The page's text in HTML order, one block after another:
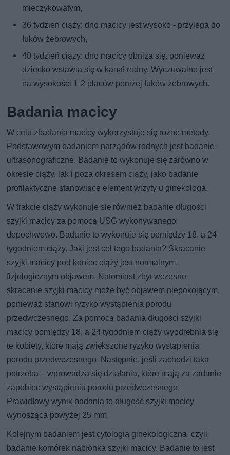
mieczykowatym,
36 tydzień ciąży: dno macicy jest wysoko - przylega do
łuków żebrowych,
40 tydzień ciąży: dno macicy obniża się, ponieważ
dziecko wstawia się w kanał rodny. Wyczuwalne jest
na wysokości 1-2 placów poniżej łuków żebrowych.
Badania macicy
W celu zbadania macicy wykorzystuje się różne metody.
Podstawowym badaniem narządów rodnych jest badanie
ultrasonograficzne. Badanie to wykonuje się zarówno w
okresie ciąży, jak i poza okresem ciąży, jako badanie
profilaktyczne stanowiące element wizyty u ginekologa.
W trakcie ciąży wykonuje się również badanie długości
szyjki macicy za pomocą USG wykonywanego
dopochwowo. Badanie to wykonuje się pomiędzy 18, a 24
tygodniem ciąży. Jaki jest cel tego badania? Skracanie
szyjki macicy pod koniec ciąży jest normalnym,
fizjologicznym objawem. Natomiast zbyt wczesne
skracanie szyjki macicy może być objawem niepokojącym,
ponieważ stanowi ryzyko wystąpienia porodu
przedwczesnego. Za pomocą badania długości szyjki
macicy pomiędzy 18, a 24 tygodniem ciąży wyodrębnia się
te kobiety, które mają zwiększone ryzyko wystąpienia
porodu przedwczesnego. Następnie, jeśli zachodzi taka
potrzeba – wprowadza się działania, które mają za zadanie
zapobiec wystąpieniu porodu przedwczesnego.
Prawidłowy wynik badania to długość szyjki macicy
wynosząca powyżej 25 mm.
Kolejnym badaniem jest cytologia ginekologiczna, czyli
badanie komórek nabłonka szyjki macicy. Badanie to jest